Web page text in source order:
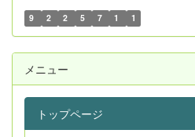
9 2 2 5 7 1 1
メニュー
トップページ